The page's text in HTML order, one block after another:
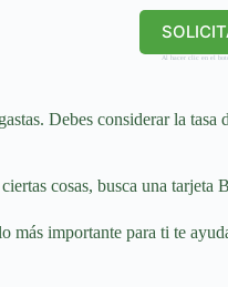
Al hacer clic en el
Debes considerar la
cosas, busca una
importante para ti te